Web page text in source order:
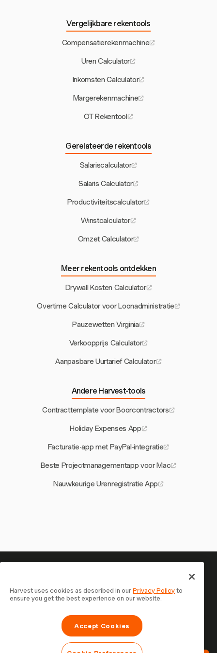
Vergelijkbare rekentools
Compensatierekenmachine
Uren Calculator
Inkomsten Calculator
Margerekenmachine
OT Rekentool
Gerelateerde rekentools
Salariscalculator
Salaris Calculator
Productiviteitscalculator
Winstcalculator
Omzet Calculator
Meer rekentools ontdekken
Drywall Kosten Calculator
Overtime Calculator voor Loonadministratie
Pauzewetten Virginia
Verkoopprijs Calculator
Aanpasbare Uurtarief Calculator
Andere Harvest-tools
Contracttemplate voor Boorcontractors
Holiday Expenses App
Facturatie-app met PayPal-integratie
Beste Projectmanagementapp voor Mac
Nauwkeurige Urenregistratie App
Je tijd is het waard om bij te
houden — begin nu
Sluit je aan bij meer dan 70.000 bedrijven die tijd
registreren, klanten factureren en sneller betaald worden
met Harvest. Gratis te proberen, in 30 seconden
Harvest uses cookies as described in ourPrivacy Policyto
ensure you get the best experience on our website.
Accept Cookies